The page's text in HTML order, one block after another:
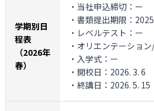
学期別日
程表
（2026年
春）
・当社申込締切：ー
・書類提出期限：
・レベルテスト：ー
・オリエンテーショ
・入学式：ー
・開校日：2026. 3. 6
・終講日：2026. 5. 15